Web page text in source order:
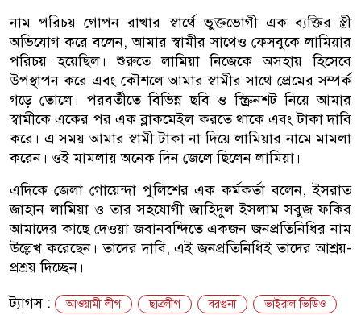
নাম পরিচয় গোপন রাখার স্বার্থে ভুক্তভোগী এক ব্যক্তির স্ত্রী
অভিযোগ করে বলেন, আমার স্বামীর সাথেও ফেসবুকে লামিয়ার
পরিচয় হয়েছিল। শুরুতে লামিয়া নিজেকে অসহায় হিসেবে
উপস্থাপন করে এবং কৌশলে আমার স্বামীর সাথে প্রেমের সম্পর্ক
গড়ে তোলে। পরবর্তীতে বিভিন্ন ছবি ও স্ক্রিনশট নিয়ে আমার
স্বামীকে একের পর এক ব্লাকমেইল করতে থাকে এবং টাকা দাবি
করে। এ সময় আমার স্বামী টাকা না দিয়ে লামিয়ার নামে মামলা
করেন। ওই মামলায় অনেক দিন জেলে ছিলেন লামিয়া।
এদিকে জেলা গোয়েন্দা পুলিশের এক কর্মকর্তা বলেন, ইসরাত
জাহান লামিয়া ও তার সহযোগী জাহিদুল ইসলাম সবুজ ফকির
আমাদের কাছে দেওয়া জবানবন্দিতে একজন জনপ্রতিনিধির নাম
উল্লেখ করেছেন। তাদের দাবি, এই জনপ্রতিনিধিই তাদের আশ্রয়-
প্রশ্রয় দিচ্ছেন।
ট্যাগস :
আওয়ামী লীগ ছাত্রলীগ বরগুনা ভাইরাল ভিডিও